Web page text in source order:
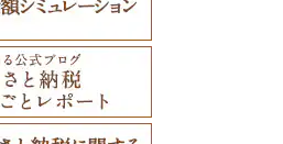
市
らい市
県庁）
市
県庁）
町
県庁）
ス市
町
県庁）
市
県庁）
町
町
田市
町
県庁）
県庁）
県庁）
市